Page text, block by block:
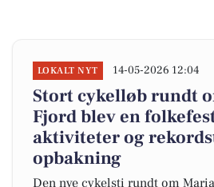
LOKALT NYT 14-05-2026 12:04
Stort cykelløb rundt
Fjord blev en
aktiviteter og
opbakning
Den nye cykelsti rundt om